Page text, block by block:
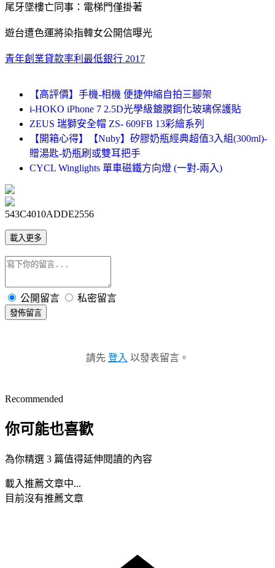
尾牙墜樓亡同事：電梯門僅掛著
遊台遭色運將染指韓女公開信曝光
青年創業貸款率利最低銀行 2017
【高評價】手機-相機 便捷伸縮自拍三腳架
i-HOKO iPhone 7 2.5D光學級鍍膜鋼化玻璃保護貼
ZEUS 瑞獅安全帽 ZS- 609FB 13彩繪系列
【開箱心得】【Nuby】矽膠奶瓶經典超值3入組(300ml)-
贈湯匙-奶瓶刷或雙耳把手
CYCL Winglights 單車磁鐵方向燈 (一對-兩入)
543C4010ADDE2556
載入更多
公開留言 私密留言
發佈留言
請先 登入 以發表留言。
Recommended
你可能也喜歡
為你精選 3 篇值得延伸閱讀的內容
載入推薦文章中...
目前沒有推薦文章